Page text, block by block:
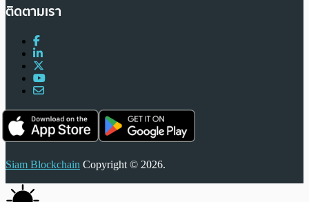
ติดตามเรา
Siam Blockchain Copyright © 2026.